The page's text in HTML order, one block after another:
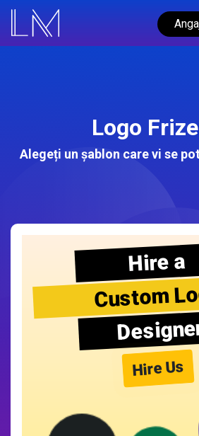
Logo
Alegeți un șablon care vi se
Hire a
Custom
Hire Us